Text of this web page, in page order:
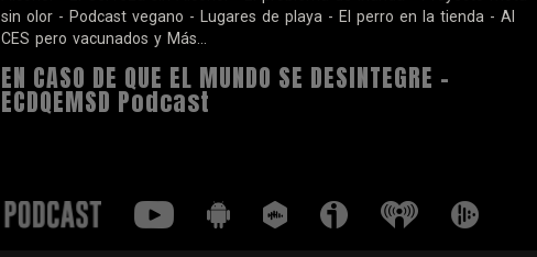
sin olor - Podcast vegano - Lugares de playa - El perro en la tienda - Al
CES pero vacunados y Más...
EN CASO DE QUE EL MUNDO SE DESINTEGRE -
ECDQEMSD Podcast